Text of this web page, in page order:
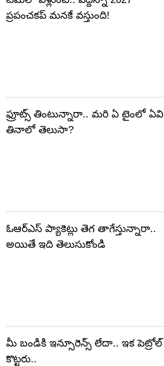
ప్రపంచకప్‌ మనకే వస్తుంది!
ఫ్రూట్స్‌ తింటున్నారా.. మరి ఏ టైంలో ఏవి
తినాలో తెలుసా?
ఓఆర్‌ఎస్‌ ప్యాకెట్లు తెగ తాగేస్తున్నారా..
అయితే ఇది తెలుసుకోండి
మీ బండికి ఇన్సూరెన్స్ లేదా.. ఇక పెట్రోల్
కొట్టరు..